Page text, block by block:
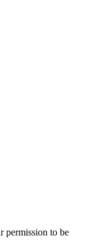
permission to be